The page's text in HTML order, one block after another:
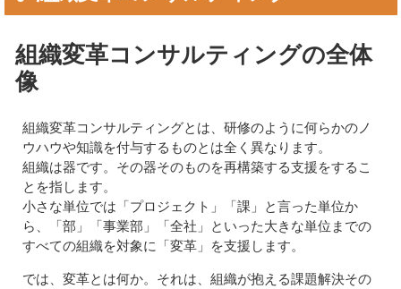
組織変革コンサルティングの全体
像
組織変革コンサルティングとは、研修のように何らかのノ
ウハウや知識を付与するものとは全く異なります。
組織は器です。その器そのものを再構築する支援をするこ
とを指します。
小さな単位では「プロジェクト」「課」と言った単位か
ら、「部」「事業部」「全社」といった大きな単位までの
すべての組織を対象に「変革」を支援します。
では、変革とは何か。それは、組織が抱える課題解決その